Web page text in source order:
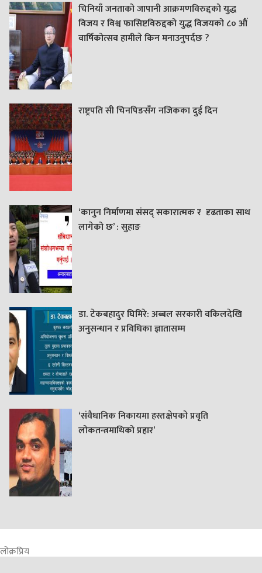
चिनियाँ जनताको जापानी आक्रमणविरुद्दको युद्ध
विजय र विश्व फासिष्टविरुद्दको युद्ध विजयको ८० औं
वार्षिकोत्सव हामीले किन मनाउनुपर्दछ ?
राष्ट्रपति सी चिनपिङसँग नजिकका दुई दिन
‘कानुन निर्माणमा संसद् सकारात्मक र दृढताका साथ
लागेको छ’ : सुहाङ
डा. टेकबहादुर घिमिरे: अब्बल सरकारी वकिलदेखि
अनुसन्धान र प्रविधिका ज्ञातासम्म
‘संवैधानिक निकायमा हस्तक्षेपको प्रवृति
लोकतन्त्रमाथिको प्रहार’
लोक्रप्रिय